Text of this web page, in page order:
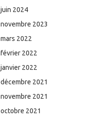
juin 2024
novembre 2023
mars 2022
février 2022
janvier 2022
décembre 2021
novembre 2021
octobre 2021